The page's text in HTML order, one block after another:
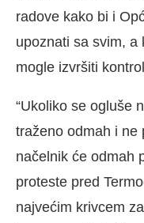
radove kako bi i
upoznati sa svim, a
mogle izvršiti
“Ukoliko se ogluše
traženo odmah i ne
načelnik će odmah
proteste pred
najvećim krivcem